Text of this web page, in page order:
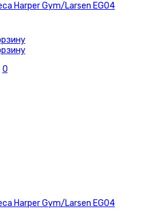
Harper Gym/Larsen EG04
0
Harper Gym/Larsen EG04